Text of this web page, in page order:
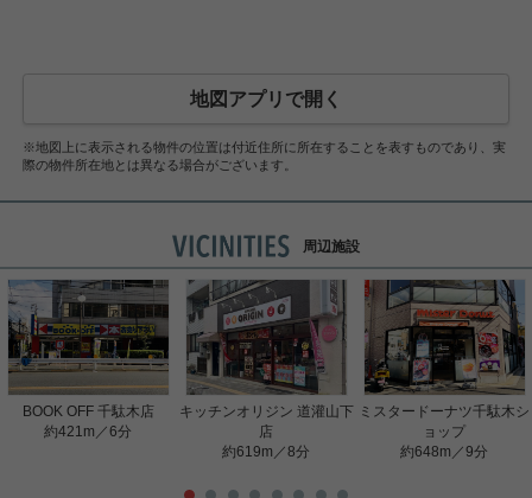
地図アプリで開く
※地図上に表示される物件の位置は付近住所に所在することを表すものであり、実
際の物件所在地とは異なる場合がございます。
周辺施設
BOOK OFF 千駄木店
約421m／6分
キッチンオリジン 道灌山下
店
約619m／8分
ミスタードーナツ千駄木シ
ョップ
約648m／9分